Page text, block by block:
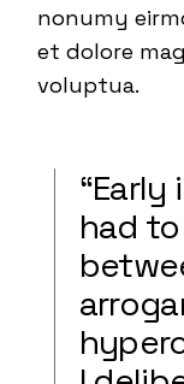
nonumy
et dolore
voluptua.
“Early
had